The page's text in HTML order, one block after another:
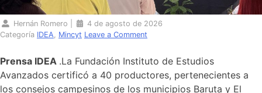
Hernán Romero
4 de agosto de 2026
Categoría IDEA Mincyt Leave a Comment
Prensa IDEA .La Fundación Instituto de Estudios
Avanzados certificó a 40 productores, pertenecientes a
los consejos campesinos de los municipios Baruta y El